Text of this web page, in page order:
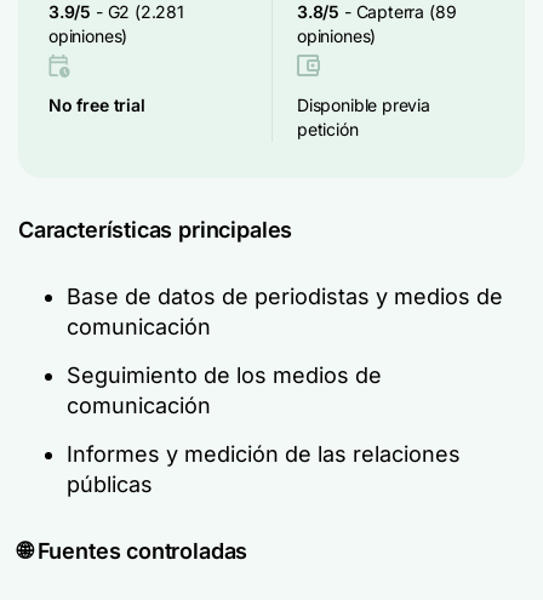
3.9/5 - G2 (2.281
opiniones)
3.8/5 - Capterra (89
opiniones)
No free trial
Disponible previa
petición
Características principales
Base de datos de periodistas y medios de
comunicación
Seguimiento de los medios de
comunicación
Informes y medición de las relaciones
públicas
🌐 Fuentes controladas